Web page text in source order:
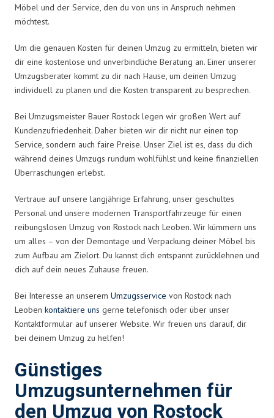
Möbel und der Service, den du von uns in Anspruch nehmen
möchtest.
Um die genauen Kosten für deinen Umzug zu ermitteln, bieten wir
dir eine kostenlose und unverbindliche Beratung an. Einer unserer
Umzugsberater kommt zu dir nach Hause, um deinen Umzug
individuell zu planen und die Kosten transparent zu besprechen.
Bei Umzugsmeister Bauer Rostock legen wir großen Wert auf
Kundenzufriedenheit. Daher bieten wir dir nicht nur einen top
Service, sondern auch faire Preise. Unser Ziel ist es, dass du dich
während deines Umzugs rundum wohlfühlst und keine finanziellen
Überraschungen erlebst.
Vertraue auf unsere langjährige Erfahrung, unser geschultes
Personal und unsere modernen Transportfahrzeuge für einen
reibungslosen Umzug von Rostock nach Leoben. Wir kümmern uns
um alles – von der Demontage und Verpackung deiner Möbel bis
zum Aufbau am Zielort. Du kannst dich entspannt zurücklehnen und
dich auf dein neues Zuhause freuen.
Bei Interesse an unserem Umzugsservice von Rostock nach
Leoben kontaktiere uns gerne telefonisch oder über unser
Kontaktformular auf unserer Website. Wir freuen uns darauf, dir
bei deinem Umzug zu helfen!
Günstiges
Umzugsunternehmen für
den Umzug von Rostock